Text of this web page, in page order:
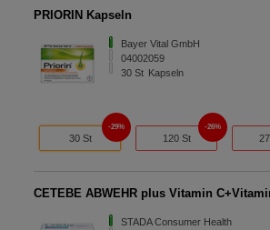
PRIORIN Kapseln
Bayer Vital GmbH
04002059
30St Kapseln
30 St
29%
120 St
26%
CETEBE ABWEHR plus Vitamin
STADA Consumer Health